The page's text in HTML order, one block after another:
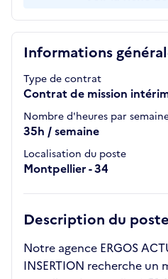
Informations
Type de contrat
Contrat de mission
Nombre d'heures par
35h / semaine
Localisation du poste
Montpellier - 34
Description du poste
Notre agence ERGOS
INSERTION recherche un